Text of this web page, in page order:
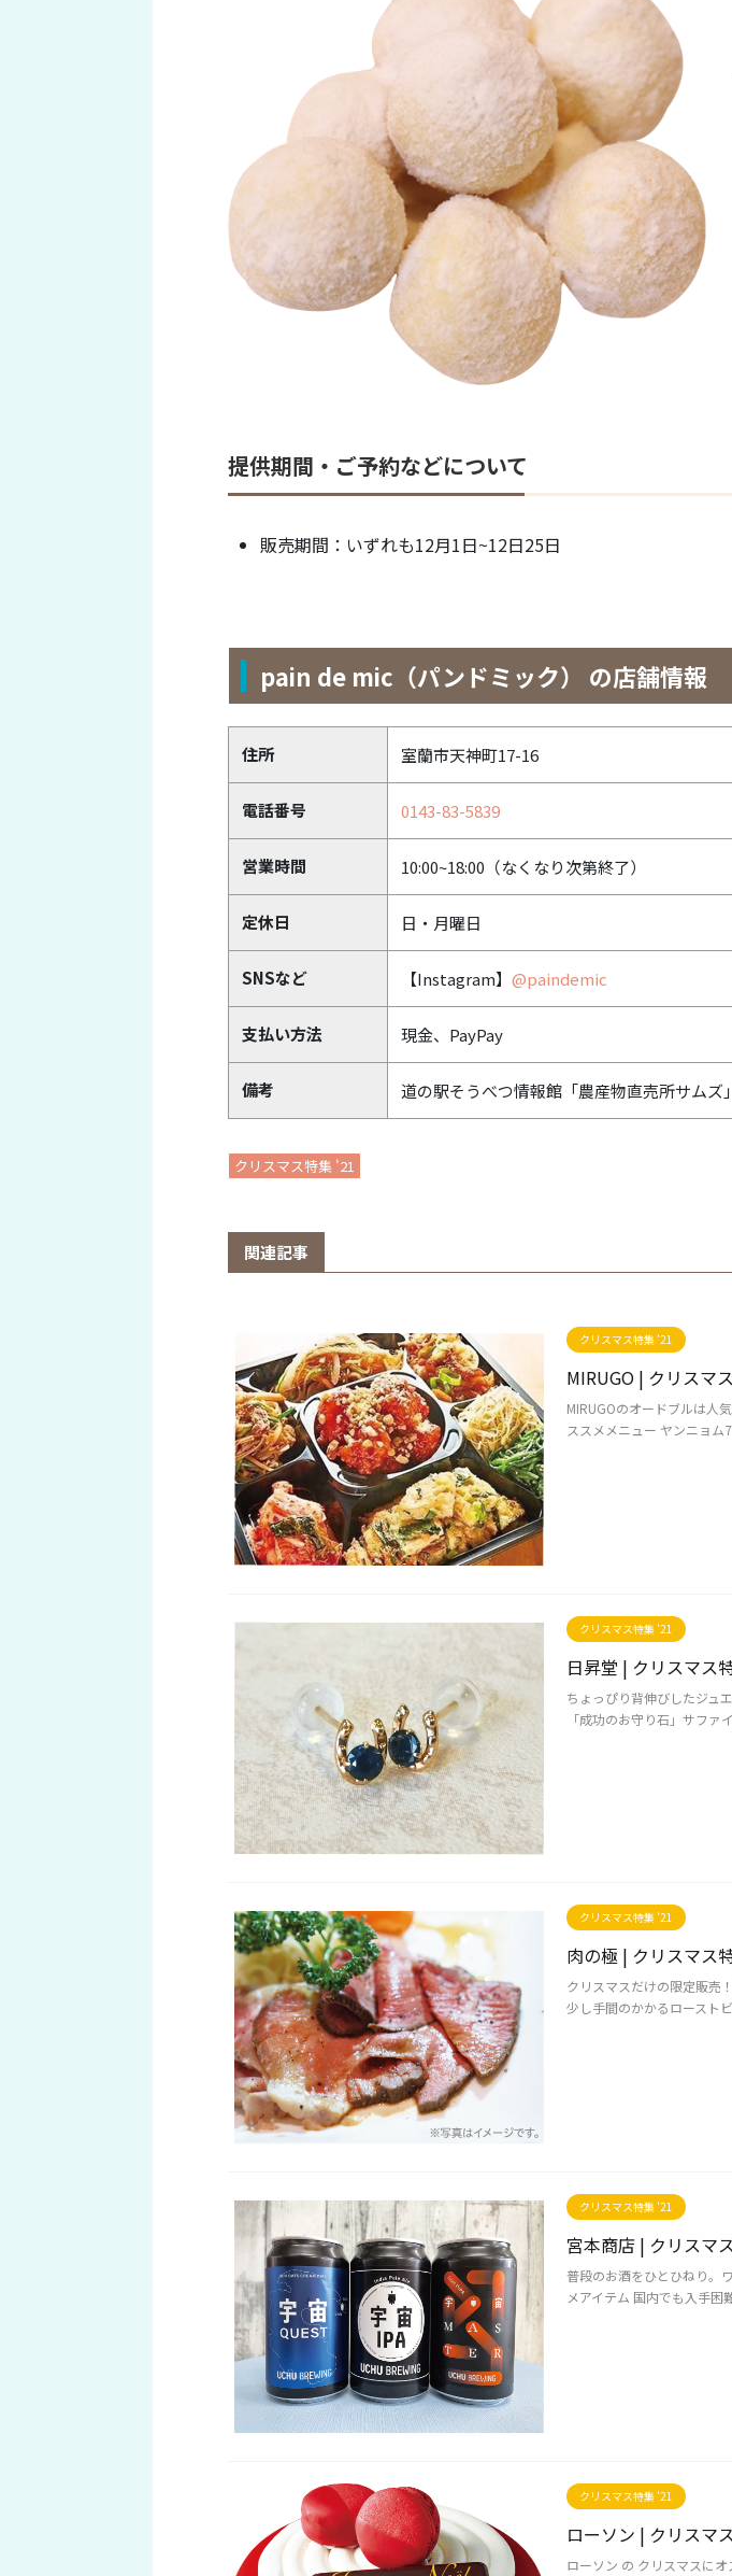
提供期間・ご予約などについて
販売期間：いずれも12月1日~12日25日
pain de mic（パンドミック） の店舗情報
住所 室蘭市天神町17-16
電話番号 0143-83-5839
営業時間 10:00~18:00（なくなり次第終了）
定休日 日・月曜日
SNSなど 【Instagram】 @paindemic
支払い方法 現金、PayPay
備考 道の駅そうべつ情報館「農産物直売所サムズ
クリスマス特集 '21
関連記事
クリスマス特集 '21
MIRUGO | クリスマ
MIRUGOのオードブルは人
ススメメニュー ヤンニョム
クリスマス特集 '21
日昇堂 | クリスマス
ちょっぴり背伸びしたジュ
「成功のお守り石」サフ
クリスマス特集 '21
肉の極 | クリスマス
クリスマスだけの限定販売
少し手間のかかるロースト
クリスマス特集 '21
宮本商店 | クリスマ
普段のお酒をひとひねり。
メアイテム 国内でも入手困
クリスマス特集 '21
ローソン | クリスマ
ローソン の クリスマスに